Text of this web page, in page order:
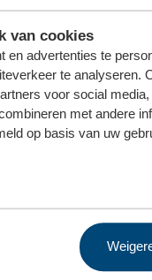
van cookies
en advertenties te
te analyseren.
voor social
met andere
op basis van uw